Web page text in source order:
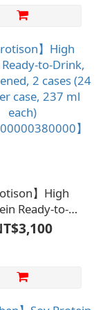
237ml Each),
】High
Ready-to-
2
(24 cans per
】